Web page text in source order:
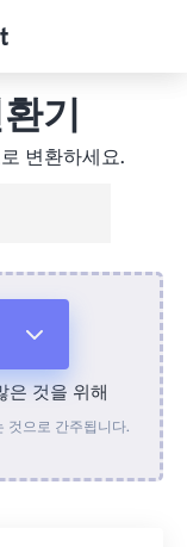
기
변환하세요.
은 것을 위해
것으로 간주됩니다.